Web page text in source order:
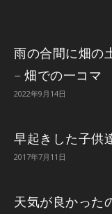
雨の合間に畑の
– 畑での一コマ
2022年9月14日
早起きした子供
2017年7月11日
天気が良かった